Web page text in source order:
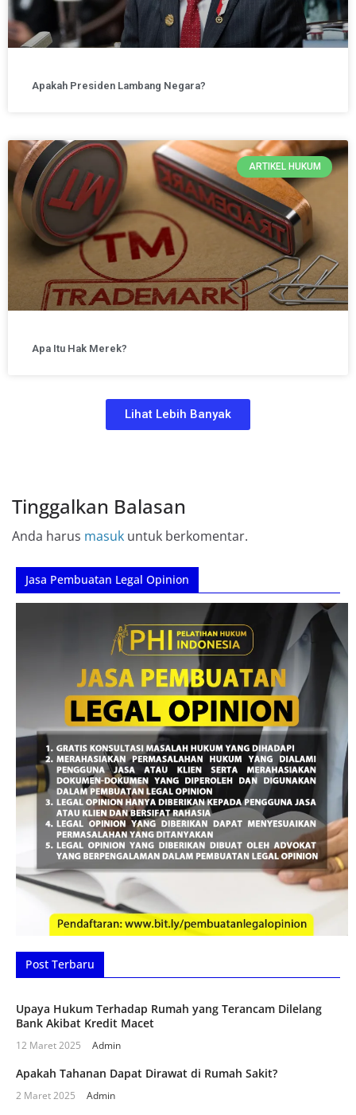
Apakah Presiden Lambang Negara?
ARTIKEL HUKUM
Apa Itu Hak Merek?
Lihat Lebih Banyak
Tinggalkan Balasan
Anda harus masuk untuk berkomentar.
Jasa Pembuatan Legal Opinion
Post Terbaru
Upaya Hukum Terhadap Rumah yang Terancam Dilelang
Bank Akibat Kredit Macet
12 Maret 2025 Admin
Apakah Tahanan Dapat Dirawat di Rumah Sakit?
2 Maret 2025 Admin